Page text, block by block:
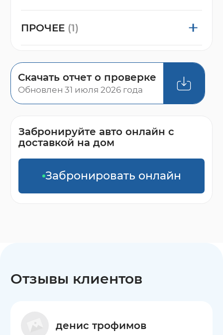
ПРОЧЕЕ (1)
Скачать отчет о проверке
Обновлен 31 июля 2026 года
Забронируйте авто онлайн с
доставкой на дом
Забронировать онлайн
Отзывы клиентов
денис трофимов